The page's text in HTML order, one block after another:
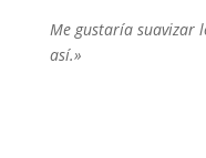
Me gustaría suavizar
así.»